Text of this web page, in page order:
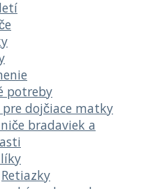
potreby
pre dojčiace matky
bradaviek a
Retiazky